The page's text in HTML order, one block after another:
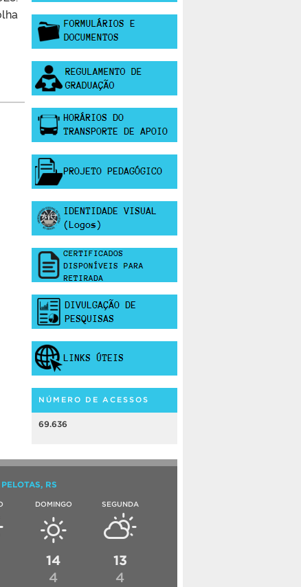
NÚMERO DE ACESSOS
69.636
RS
DOMINGO
14
4
SEGUNDA
13
4